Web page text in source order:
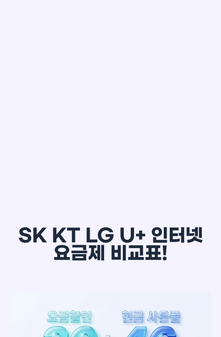
SK KT LG U+ 인터넷
요금제 비교표!